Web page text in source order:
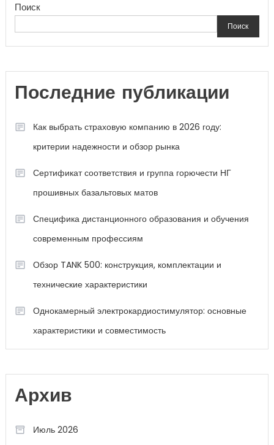
Поиск
Поиск
Последние публикации
Как выбрать страховую компанию в 2026 году:
критерии надежности и обзор рынка
Сертификат соответствия и группа горючести НГ
прошивных базальтовых матов
Специфика дистанционного образования и обучения
современным профессиям
Обзор TANK 500: конструкция, комплектации и
технические характеристики
Однокамерный электрокардиостимулятор: основные
характеристики и совместимость
Архив
Июль 2026